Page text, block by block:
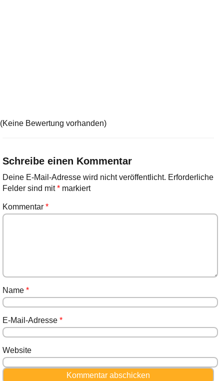
(Keine Bewertung vorhanden)
Schreibe einen Kommentar
Deine E-Mail-Adresse wird nicht veröffentlicht. Erforderliche
Felder sind mit*markiert
Kommentar *
Name *
E-Mail-Adresse *
Website